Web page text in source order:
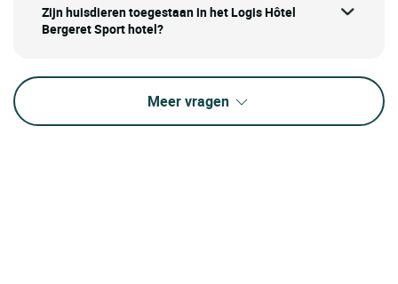
Zijn huisdieren toegestaan in het Logis Hôtel
Bergeret Sport hotel?
Meer vragen